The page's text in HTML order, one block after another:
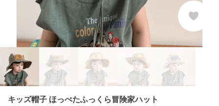
キッズ帽子 ほっぺたふっくら冒険家ハット